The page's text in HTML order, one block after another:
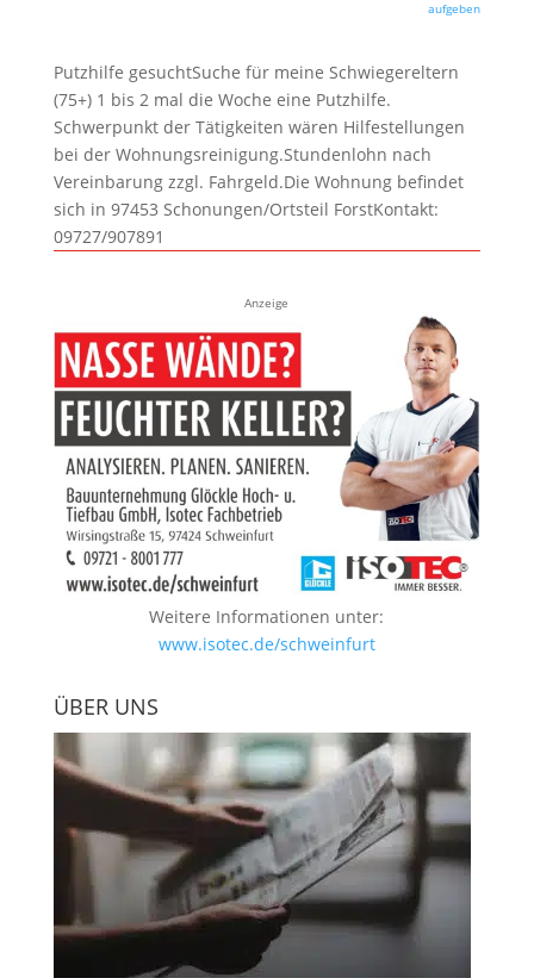
aufgeben
Putzhilfe gesuchtSuche für meine Schwiegereltern
(75+) 1 bis 2 mal die Woche eine Putzhilfe.
Schwerpunkt der Tätigkeiten wären Hilfestellungen
bei der Wohnungsreinigung.Stundenlohn nach
Vereinbarung zzgl. Fahrgeld.Die Wohnung befindet
sich in 97453 Schonungen/Ortsteil ForstKontakt:
09727/907891
Anzeige
Weitere Informationen unter:
www.isotec.de/schweinfurt
ÜBER UNS